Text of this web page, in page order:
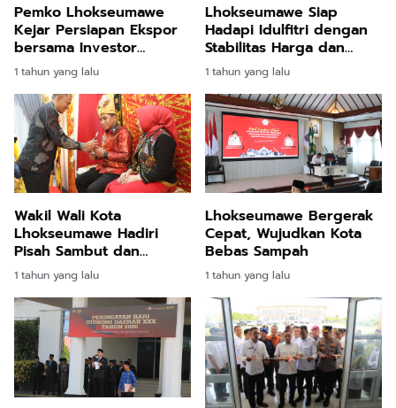
Pemko Lhokseumawe
Kejar Persiapan Ekspor
bersama Investor
Malaysia
1 tahun yang lalu
Lhokseumawe Siap
Hadapi Idulfitri dengan
Stabilitas Harga dan
Ketahanan Pangan yang
1 tahun yang lalu
Wakil Wali Kota
Lhokseumawe Hadiri
Pisah Sambut dan
Peusijuek Kapolres
Lhokseumawe
1 tahun yang lalu
Lhokseumawe Bergerak
Cepat, Wujudkan Kota
Bebas Sampah
1 tahun yang lalu